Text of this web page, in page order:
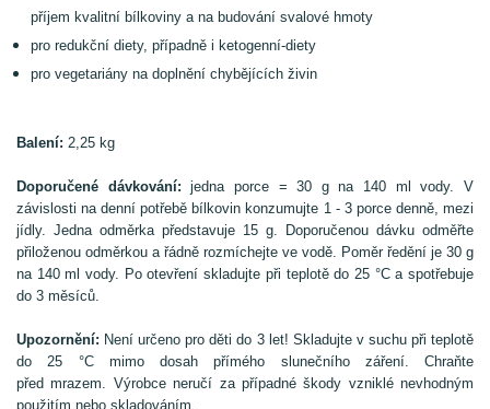
příjem kvalitní bílkoviny a na budování svalové hmoty
pro redukční diety, případně i ketogenní-diety
pro vegetariány na doplnění chybějících živin
Balení: 2,25 kg
Doporučené dávkování: jedna porce = 30 g na 140 ml vody. V
závislosti na denní potřebě bílkovin konzumujte 1 - 3 porce denně, mezi
jídly. Jedna odměrka představuje 15 g. Doporučenou dávku odměřte
přiloženou odměrkou a řádně rozmíchejte ve vodě. Poměr ředění je 30 g
na 140 ml vody. Po otevření skladujte při teplotě do 25 °C a spotřebuje
do 3 měsíců.
Upozornění: Není určeno pro děti do 3 let! Skladujte v suchu při teplotě
do 25 °C mimo dosah přímého slunečního záření. Chraňte
před mrazem. Výrobce neručí za případné škody vzniklé nevhodným
použitím nebo skladováním.